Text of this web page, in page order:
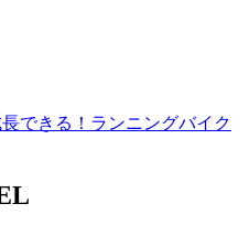
できる！ランニングバイク